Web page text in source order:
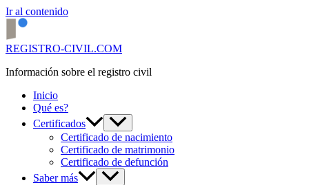
Ir al contenido
REGISTRO-CIVIL.COM
Información sobre el registro civil
Inicio
Qué es?
Certificados
Certificado de nacimiento
Certificado de matrimonio
Certificado de defunción
Saber más